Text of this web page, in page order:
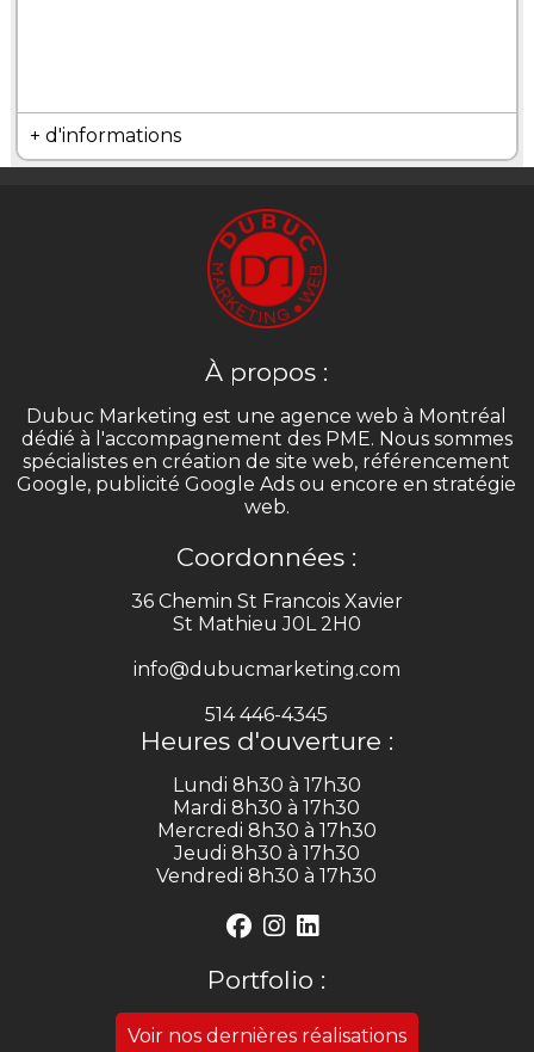
+ d'informations
À propos :
Dubuc Marketing est une agence web à Montréal
dédié à l'accompagnement des PME. Nous sommes
spécialistes en création de site web, référencement
Google, publicité Google Ads ou encore en stratégie
web.
Coordonnées :
36 Chemin St Francois Xavier
St Mathieu J0L 2H0
info@dubucmarketing.com
514 446-4345
Heures d'ouverture :
Lundi 8h30 à 17h30
Mardi 8h30 à 17h30
Mercredi 8h30 à 17h30
Jeudi 8h30 à 17h30
Vendredi 8h30 à 17h30
Portfolio :
Voir nos dernières réalisations